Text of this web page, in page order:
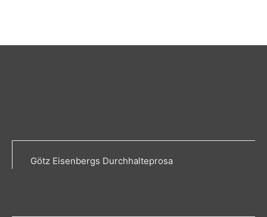
Götz Eisenbergs Durchhalteprosa